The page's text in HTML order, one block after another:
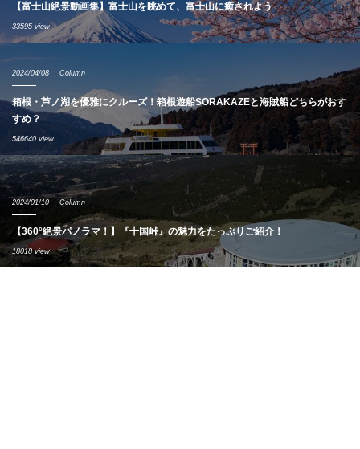
【富士山絶景動画集】富士山を眺めて、富士山に癒されよう
33595 view
2024/04/08 Column
箱根・芦ノ湖を優雅にクルーズ！箱根遊船SORAKAZEと海賊船どちらがおす
すめ？
546640 view
2024/01/10 Column
【360°絶景パノラマ！】『十国峠』の魅力をたっぷりご紹介！
18018 view